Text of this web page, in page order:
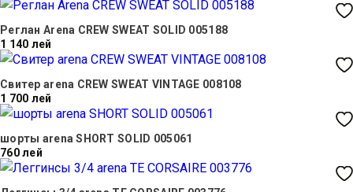
Реглан Arena CREW SWEAT SOLID 005188
1 140 лей
Свитер arena CREW SWEAT VINTAGE 008108
1 700 лей
шорты arena SHORT SOLID 005061
760 лей